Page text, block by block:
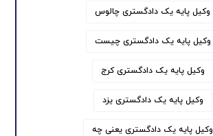
وکیل پایه یک دادگستری چالوس
وکیل پایه یک دادگستری چیست
وکیل پایه یک دادگستری کرج
وکیل پایه یک دادگستری یزد
وکیل پایه یک دادگستری یعنی چه